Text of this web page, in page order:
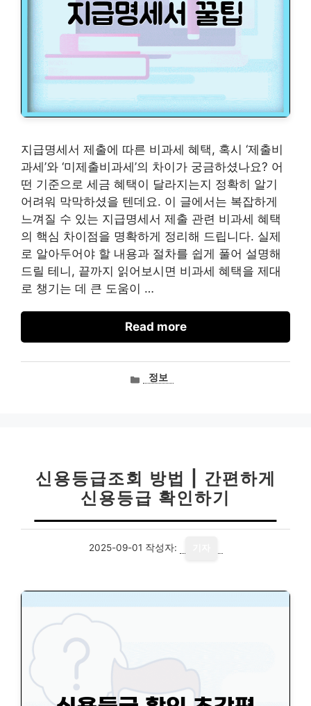
지급명세서 제출에 따른 비과세 혜택, 혹시 ‘제출비
과세’와 ‘미제출비과세’의 차이가 궁금하셨나요? 어
떤 기준으로 세금 혜택이 달라지는지 정확히 알기
어려워 막막하셨을 텐데요. 이 글에서는 복잡하게
느껴질 수 있는 지급명세서 제출 관련 비과세 혜택
의 핵심 차이점을 명확하게 정리해 드립니다. 실제
로 알아두어야 할 내용과 절차를 쉽게 풀어 설명해
드릴 테니, 끝까지 읽어보시면 비과세 혜택을 제대
로 챙기는 데 큰 도움이 …
Read more
카정보
신용등급조회 방법 | 간편하게
신용등급 확인하기
2025-09-01 작성자: